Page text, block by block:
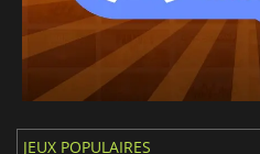
JEUX POPULAIRES